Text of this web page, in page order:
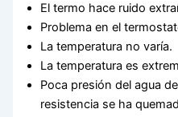
El termo hace ruido
Problema en el
La temperatura no varía.
La temperatura es
Poca presión del agua
resistencia se ha